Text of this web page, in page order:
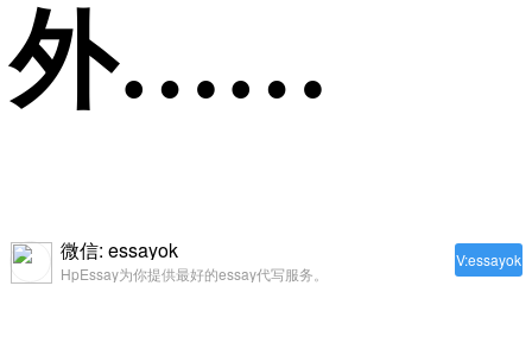
外……
V:essayok
微信: essayok
HpEssay为你提供最好的essay代写服务。